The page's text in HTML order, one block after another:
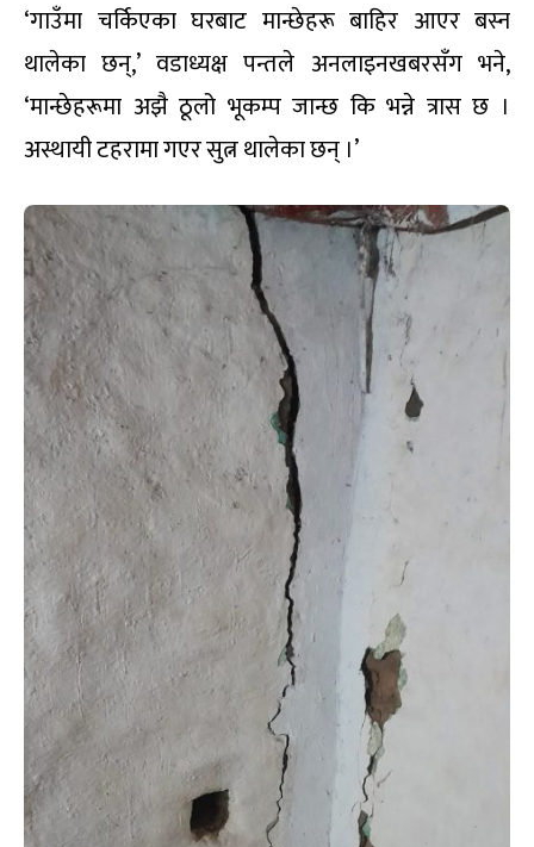
‘गाउँमा चर्किएका घरबाट मान्छेहरू बाहिर आएर बस्न
थालेका छन्,’ वडाध्यक्ष पन्तले अनलाइनखबरसँग भने,
‘मान्छेहरूमा अझै ठूलो भूकम्प जान्छ कि भन्ने त्रास छ ।
अस्थायी टहरामा गएर सुत्न थालेका छन् ।’